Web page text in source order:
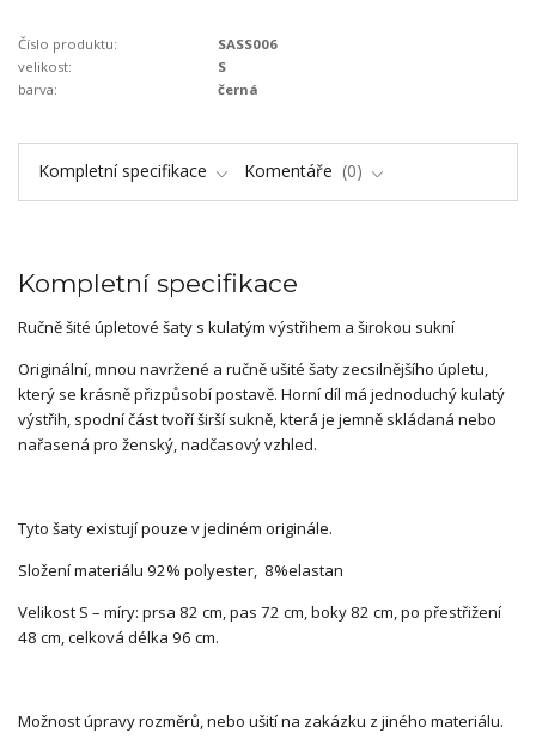
Číslo produktu:
SASS006
velikost:
S
barva:
černá
Kompletní specifikace Komentáře 0
Kompletní specifikace
Ručně šité úpletové šaty s kulatým výstřihem a širokou sukní
Originální, mnou navržené a ručně ušité šaty zecsilnějšího úpletu,
který se krásně přizpůsobí postavě. Horní díl má jednoduchý kulatý
výstřih, spodní část tvoří širší sukně, která je jemně skládaná nebo
nařasená pro ženský, nadčasový vzhled.
Tyto šaty existují pouze v jediném originále.
Složení materiálu 92% polyester, 8%elastan
Velikost S – míry: prsa 82 cm, pas 72 cm, boky 82 cm, po přestřižení
48 cm, celková délka 96 cm.
Možnost úpravy rozměrů, nebo ušití na zakázku z jiného materiálu.